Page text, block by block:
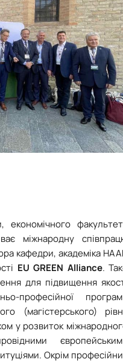
економічного
міжнародну
кафедри, академіка
EU GREEN Alliance.
для підвищення
професійної
(магістерського)
у розвиток
Окрім